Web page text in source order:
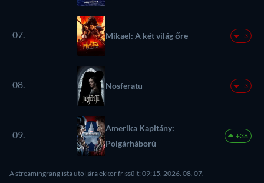
07. Mikael: A két világ őre -3
08. Nosferatu -3
09.
Amerika Kapitány:
Polgárháború
+38
A streamingranglista utoljára ekkor frissült: 09:15, 2026. 08. 07.